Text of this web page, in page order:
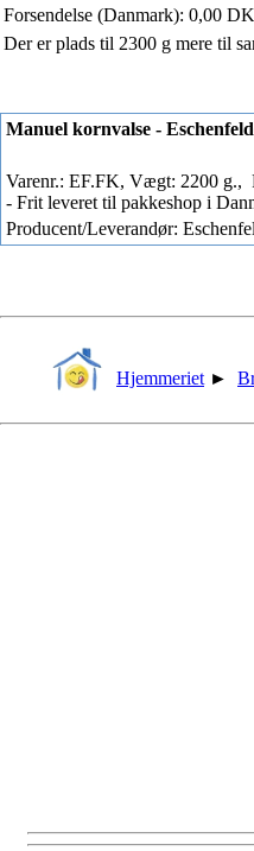
Forsendelse (Danmark): 0,00
Der er plads til 2300 g mere til
Manuel kornvalse -
Varenr.: EF.FK, Vægt: 2200 g.,
- Frit leveret til pakkeshop i
Producent/Leverandør:
Hjemmeriet ►